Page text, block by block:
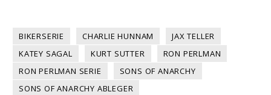
BIKERSERIE CHARLIE HUNNAM
JAX TELLER
KATEY SAGAL
KURT SUTTER
RON PERLMAN
RON PERLMAN SERIE
SONS OF ANARCHY
SONS OF ANARCHY ABLEGER